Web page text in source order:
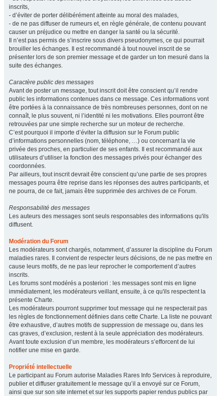
inscrits,
- d’éviter de porter délibérément atteinte au moral des malades,
- de ne pas diffuser de rumeurs et, en règle générale, de contenu pouvant
causer un préjudice ou mettre en danger la santé ou la sécurité.
Il n’est pas permis de s’inscrire sous divers pseudonymes, ce qui pourrait
brouiller les échanges. Il est recommandé à tout nouvel inscrit de se
présenter lors de son premier message et de garder un ton mesuré dans la
suite des échanges.
Caractère public des messages
Avant de poster un message, tout inscrit doit être conscient qu’il rendre
public les informations contenues dans ce message. Ces informations vont
être portées à la connaissance de très nombreuses personnes, dont on ne
connaît, le plus souvent, ni l’identité ni les motivations. Elles pourront être
retrouvées par une simple recherche sur un moteur de recherche.
C’est pourquoi il importe d’éviter la diffusion sur le Forum public
d’informations personnelles (nom, téléphone, …) ou concernant la vie
privée des proches, en particulier de ses enfants. Il est recommandé aux
utilisateurs d’utiliser la fonction des messages privés pour échanger des
coordonnées.
Par ailleurs, tout inscrit devrait être conscient qu’une partie de ses propres
messages pourra être reprise dans les réponses des autres participants, et
ne pourra, de ce fait, jamais être supprimée des archives de ce Forum.
Responsabilité des messages
Les auteurs des messages sont seuls responsables des informations qu'ils
diffusent.
Modération du Forum
Les modérateurs sont chargés, notamment, d’assurer la discipline du Forum
maladies rares. Il convient de respecter leurs décisions, de ne pas mettre en
cause leurs motifs, de ne pas leur reprocher le comportement d’autres
inscrits.
Les forums sont modérés a posteriori : les messages sont mis en ligne
immédiatement, les modérateurs veillant, ensuite, à ce qu'ils respectent la
présente Charte.
Les modérateurs pourront supprimer tout message qui ne respecterait pas
les règles de fonctionnement définies dans cette Charte. La liste ne pouvant
être exhaustive, d’autres motifs de suppression de message ou, dans les
cas graves, d’exclusion, restent à la seule appréciation des modérateurs.
Avant toute exclusion d’un membre, les modérateurs s’efforcent de lui
notifier une mise en garde.
Propriété intellectuelle
Le participant au Forum autorise Maladies Rares Info Services à reproduire,
publier et diffuser gratuitement le message qu’il a envoyé sur ce Forum,
ainsi que sur son site internet et sur les supports papier rendus publics par